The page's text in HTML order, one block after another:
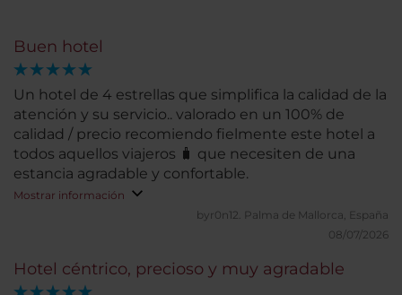
Buen hotel
Un hotel de 4 estrellas que simplifica la calidad de la
atención y su servicio.. valorado en un 100% de
calidad / precio recomiendo fielmente este hotel a
todos aquellos viajeros 🧳 que necesiten de una
estancia agradable y confortable.
Mostrar información
byr0n12.
Palma de Mallorca, España
08/07/2026
Hotel céntrico, precioso y muy agradable